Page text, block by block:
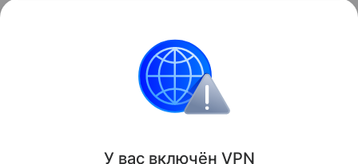
улучшением сердечно-сосудистого здоровья.
Поделиться
У вас включён VPN